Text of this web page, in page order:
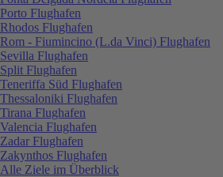
Porto Flughafen
Rhodos Flughafen
Rom - Fiumincino (L.da Vinci) Flughafen
Sevilla Flughafen
Split Flughafen
Teneriffa Süd Flughafen
Thessaloniki Flughafen
Tirana Flughafen
Valencia Flughafen
Zadar Flughafen
Zakynthos Flughafen
Alle Ziele im Überblick